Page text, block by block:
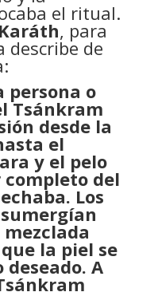
el ritual.
, para
describe de
persona o
Tsánkram
desde la
el
y el pelo
del
Los
la piel se
A